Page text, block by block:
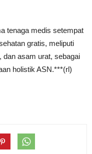
tenaga medis setempat
gratis, meliputi
dan asam urat, sebagai
holistik ASN.***(rl)